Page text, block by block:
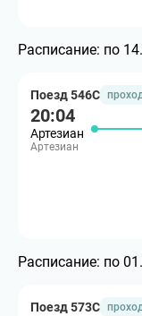
Расписание: по
Поезд 546С
20:04
Артезиан
Артезиан
Расписание: по
Поезд 573С